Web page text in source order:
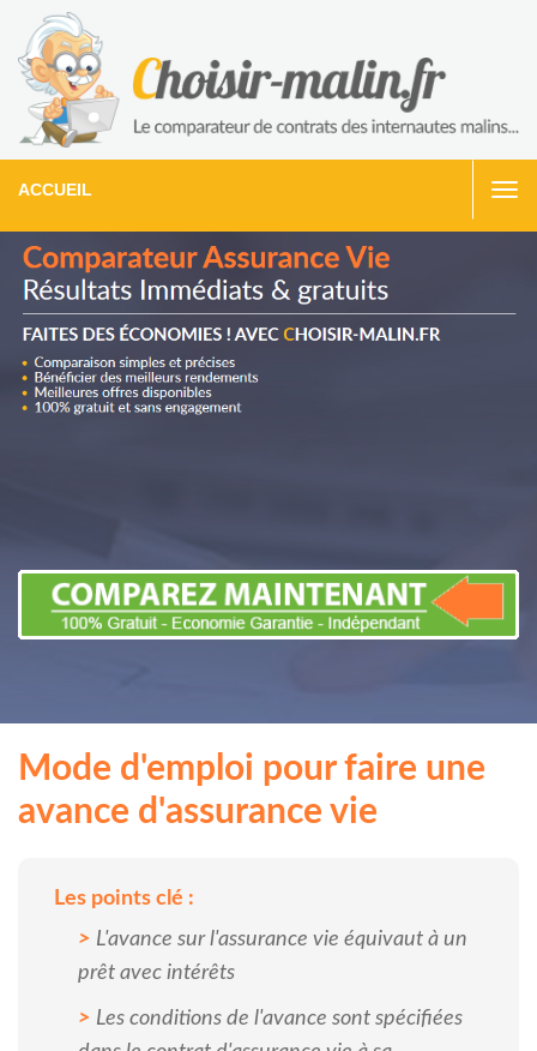
ACCUEIL
Mode d'emploi pour faire une
avance d'assurance vie
Les points clé :
L'avance sur l'assurance vie équivaut à un
prêt avec intérêts
Les conditions de l'avance sont spécifiées